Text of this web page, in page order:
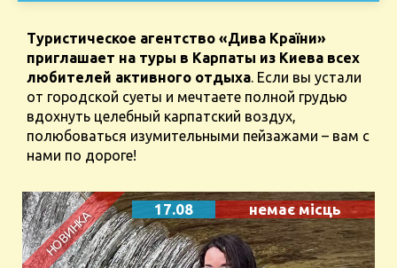
Туристическое агентство «Дива Країни»
приглашает на туры в Карпаты из Киева всех
любителей активного отдыха. Если вы устали
от городской суеты и мечтаете полной грудью
вдохнуть целебный карпатский воздух,
полюбоваться изумительными пейзажами – вам с
нами по дороге!
17.08 немає місць